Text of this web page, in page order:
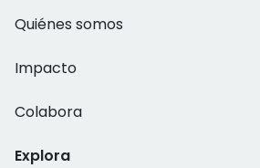
Quiénes somos
Impacto
Colabora
Explora